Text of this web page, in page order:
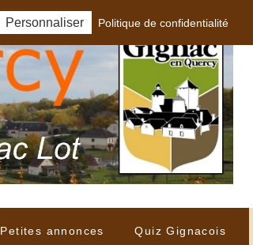
Petites annonces Quiz Gignacois
Personnaliser Politique de confidentialité